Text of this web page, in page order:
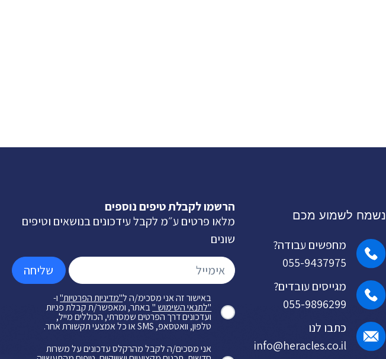
נשמח לשמוע מכם
מחפשים עבודה?
055-9437975
מגייסים עובדים?
055-9896299
כתבו לנו
info@heracles.co.il
הרשמו לקבלת טיפים נוספים
מלאו פרטים ע״מ לקבל עידכונים בנושאים וטיפים
שונים
באישור זה אני מסכימ/ה ל"מדיניות הפרטיות"ו-
"לתנאי השימוש "באתר, ומאפשר/ת קבלת פניות
ועדכונים דרך הפרטים שמסרתי, הכוללים מייל,
טלפון, וואטסאפ, SMS או כל אמצעי תקשורת אחר.
אני מסכים/ה לקבל מהרקלס עדכונים על משרות
שליחה